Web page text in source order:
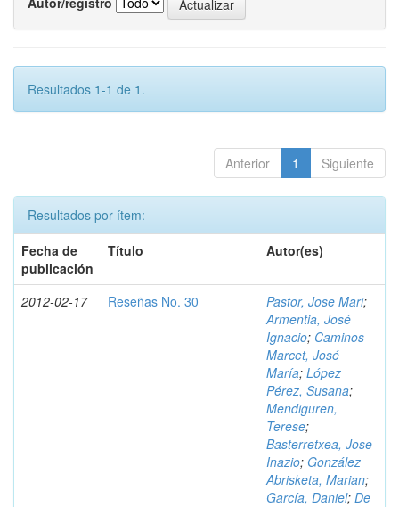
Resultados 1-1 de 1.
Anterior 1 Siguiente
Resultados por ítem:
Fecha de
publicación
Título Autor(es)
2012-02-17 Reseñas No. 30 Pastor, Jose Mari;
Armentia, José
Ignacio; Caminos
Marcet, José
María; López
Pérez, Susana;
Mendiguren,
Terese;
Basterretxea, Jose
Inazio; González
Abrisketa, Marian;
García, Daniel; De